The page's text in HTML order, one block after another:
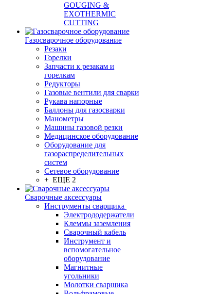
GOUGING &
EXOTHERMIC
CUTTING
Газосварочное оборудование
Резаки
Горелки
Запчасти к резакам и
горелкам
Редукторы
Газовые вентили для сварки
Рукава напорные
Баллоны для газосварки
Манометры
Машины газовой резки
Медицинское оборудование
Оборудование для
газораспределительных
систем
Сетевое оборудование
+ ЕЩЕ 2
Сварочные аксессуары
Инструменты сварщика
Электрододержатели
Клеммы заземления
Сварочный кабель
Инструмент и
вспомогательное
оборудование
Магнитные
угольники
Молотки сварщика